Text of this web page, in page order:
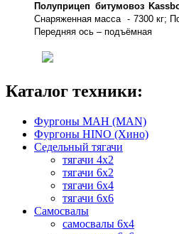
Полуприцеп битумовоз
Снаряженная масса - 7300 кг;
Передняя ось – подъёмная
Каталог техники:
Фургоны МАН (MAN)
Фургоны HINO (Хино)
Седельный тягачи
тягачи 4х2
тягачи 6х2
тягачи 6х4
тягачи 6х6
Самосвалы
самосвалы 6x4